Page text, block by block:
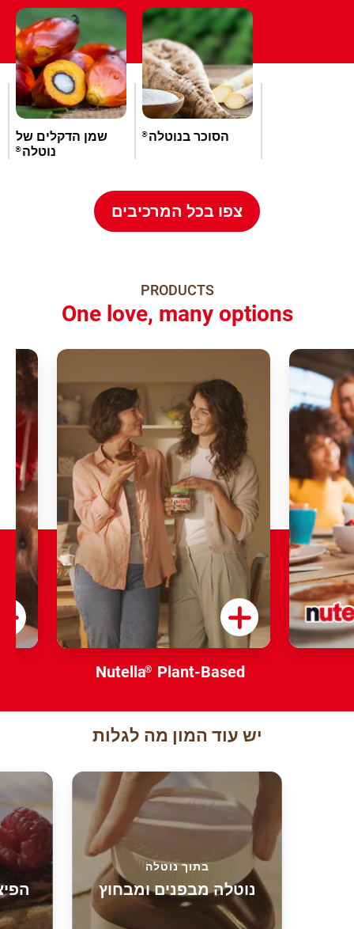
הסוכר בנוטלה®
שמן הדקלים של
נוטלה®
צפו בכל המרכיבים
Nutella® Plant-Based
PRODUCTS
One love, many options
יש עוד המון מה לגלות
בתוך נוטלה
נוטלה מבפנים ומבחוץ